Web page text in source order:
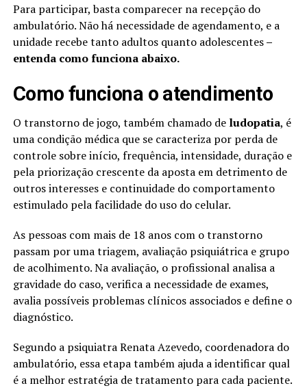
Para participar, basta comparecer na recepção do
ambulatório. Não há necessidade de agendamento, e a
unidade recebe tanto adultos quanto adolescentes–
entenda como funciona abaixo.
Como funciona o atendimento
O transtorno de jogo, também chamado de ludopatia, é
uma condição médica que se caracteriza por perda de
controle sobre início, frequência, intensidade, duração e
pela priorização crescente da aposta em detrimento de
outros interesses e continuidade do comportamento
estimulado pela facilidade do uso do celular.
As pessoas com mais de 18 anos com o transtorno
passam por uma triagem, avaliação psiquiátrica e grupo
de acolhimento. Na avaliação, o profissional analisa a
gravidade do caso, verifica a necessidade de exames,
avalia possíveis problemas clínicos associados e define o
diagnóstico.
Segundo a psiquiatra Renata Azevedo, coordenadora do
ambulatório, essa etapa também ajuda a identificar qual
é a melhor estratégia de tratamento para cada paciente.